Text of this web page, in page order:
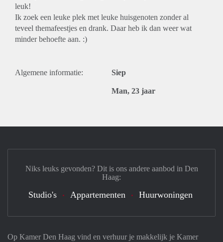
leuk!
Ik zoek een leuke plek met leuke huisgenoten zonder al
teveel themafeestjes en drank. Daar heb ik dan weer wat
minder behoefte aan. :)
Algemene informatie: Siep
Man, 23 jaar
Op Kamer Den Haag vind en verhuur je makkelijk je Kamer
Niks leuks gevonden? Dit is ons andere aanbod in Den
Haag:
Studio's Appartementen Huurwoningen